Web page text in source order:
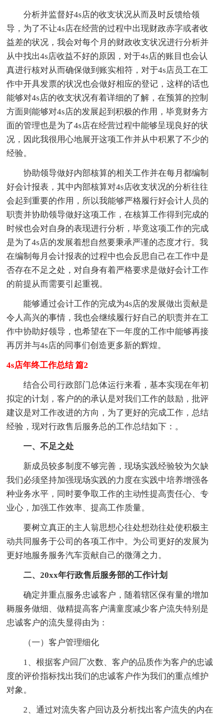
分析并监督好4s店的收支状况从而及时反馈给领
导，为了不让4s店在经营的过程中出现财政赤字或者收
益差的状况，我会对每个月的财政收支状况进行分析并
从中找出4s店收益不好的原因，对于4s店的账目也会认
真进行核对从而确保做到账实相符，对于4s店员工在工
作中开具发票的状况也会做好相应的登记，这样的话也
能够对4s店的收支状况有着详细的了解，在预算的控制
方面则能够对4s店的发展起到积极的作用，毕竟财务方
面的管理也是为了4s店在经营过程中能够呈现良好的状
况，因此我很用心地展开这项工作并从中积累了不少的
经验。
协助领导做好内部核算的相关工作并在每月都编制
好会计报表，其中内部核算对4s店收支状况的分析往往
会起到重要的作用，所以我能够严格履行好会计人员的
职责并协助领导做好这项工作，在核算工作得到完成的
时候也会对自身的表现进行分析，毕竟这项工作的完成
是为了4s店的发展着想自然要秉承严谨的态度才行。我
在编制每月会计报表的过程中也会反思自己在工作中是
否存在不足之处，对自身有着严格要求是做好会计工作
的前提从而需要引起重视。
能够通过会计工作的完成为4s店的发展做出贡献是
令人高兴的事情，我也会继续履行好自己的职责并在工
作中协助好领导，也希望在下一年度的工作中能够再接
再厉并与4s店的同事们创造更多新的辉煌。
4s店年终工作总结 篇2
结合公司行政部门总体运行来看，基本实现在年初
拟定的计划，客户的的承认是对我们工作的鼓励，批评
建议是对工作改进的方向，为了更好的完成工作，总结
经验，现对行政售后服务总的工作总结如下：。
一、不足之处
新成员较多制度不够完善，现场实践经验较为欠缺
我们必须坚持加强现场实践的力度在实践中培养增强各
种业务水平，同时要争取工作的主动性提高责任心、专
业心，加强工作效率、提高工作质量。
要树立真正的主人翁思想心往处想劲往处使积极主
动共同服务于公司的各项工作中。为公司更好的发展为
更好地服务服务汽车贡献自己的微薄之力。
二、20xx年行政售后服务部的工作计划
确定并重点服务忠诚客户，随着辖区保有量的增加
耨服务做细、做精提高客户满童度减少客户流失特别是
忠诚客户的流失显得由为：
（一）客户管理细化
1、根据客户回厂次数、客户的品质作为客户的忠诚
度的评价指标找出我们的忠诚客户作为我们的重点维护
对象。
2、通过对流失客户回访及分析找出客户流失的内在